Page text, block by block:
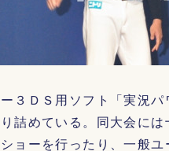
３ＤＳ用ソフト「実況
詰めている。同大会に
ョーを行ったり、一般